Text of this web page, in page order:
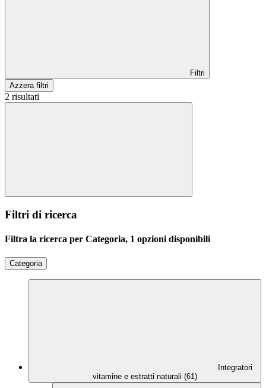
Filtri
Azzera filtri
2 risultati
Filtri di ricerca
Filtra la ricerca per Categoria, 1 opzioni disponibili
Categoria
Integratori
vitamine e estratti naturali (61)